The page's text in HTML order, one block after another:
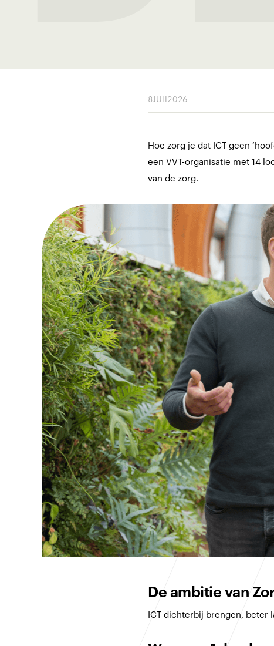
8JULI2026
Hoe zorg je dat ICT geen
een VVT-organisatie met 14
van de zorg.
De ambitie van
ICT dichterbij brengen, beter